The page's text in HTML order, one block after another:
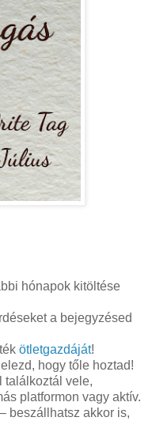
hónapok kitöltése
a bejegyzésed
ötletgazdáját!
hogy tőle hoztad!
találkoztál vele,
platformon vagy aktív.
beszállhatsz akkor is,